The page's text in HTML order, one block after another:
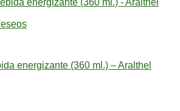
energizante (360 ml.) – Aralthel